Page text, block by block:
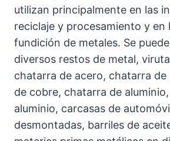
utilizan principalmente en las
reciclaje y procesamiento y en
fundición de metales. Se
diversos restos de metal,
chatarra de acero, chatarra
de cobre, chatarra de
aluminio, carcasas de
desmontadas, barriles de